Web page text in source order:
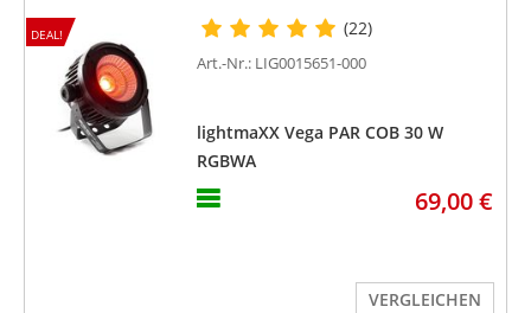
DEAL! (22)
Art.-Nr.: LIG0015651-000
lightmaXX Vega PAR COB 30 W
RGBWA
69,00 €
VERGLEICHEN